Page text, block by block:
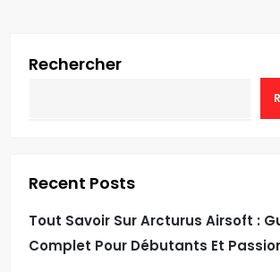
Rechercher
Recent Posts
Tout Savoir Sur Arcturus Airsoft :
Complet Pour Débutants Et